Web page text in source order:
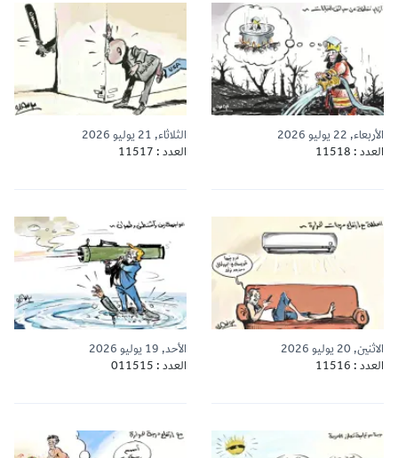
الأربعاء, 22 يوليو 2026
العدد : 11518
الثلاثاء, 21 يوليو 2026
العدد : 11517
الاثنين, 20 يوليو 2026
العدد : 11516
الأحد, 19 يوليو 2026
العدد : 011515